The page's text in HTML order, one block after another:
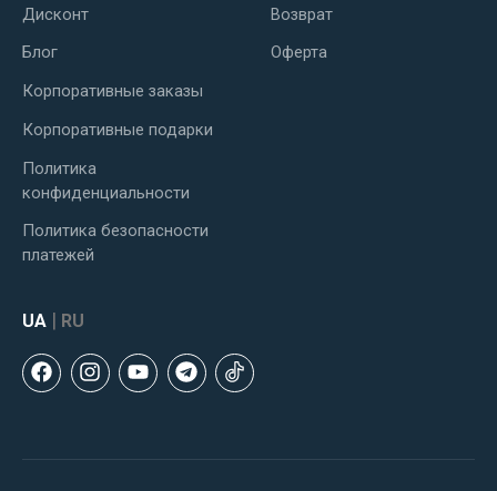
Дисконт
Блог
Корпоративные заказы
Корпоративные подарки
Политика
конфиденциальности
Политика безопасности
платежей
Возврат
Оферта
UA | RU